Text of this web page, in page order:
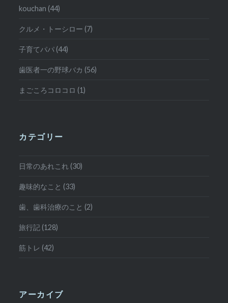
kouchan (44)
クルメ・トーシロー (7)
子育てパパ (44)
歯医者一の野球バカ (56)
まごころコロコロ (1)
カテゴリー
日常のあれこれ (30)
趣味的なこと (33)
歯、歯科治療のこと (2)
旅行記 (128)
筋トレ (42)
アーカイブ